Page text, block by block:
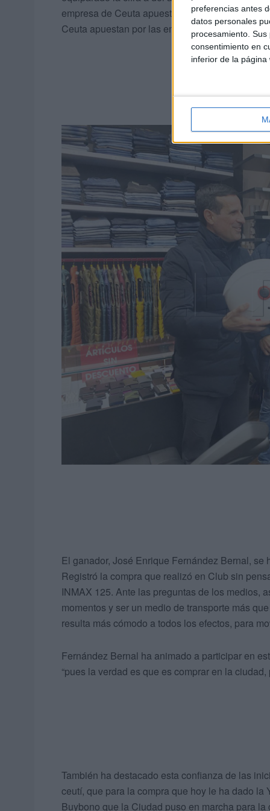
preferencias antes
datos personales
procesamiento.
consentimiento en
inferior de la página
empresa de Ceuta apuestan por Ceuta;
Ceuta apuestan por las empresas de Ceuta y
El ganador, José Enrique Fernández Bernal,
Registró la compra que realizó en Club sin
INMAX 125. Ante las preguntas de los medios,
momentos y ser un medio de transporte más
resulta más cómodo a todos los efectos, para
Fernández Bernal ha animado a participar en
“pues la verdad es que es comprar en la
También ha destacado esta confianza de las
ceutí, que para la compra que hoy le ha dado
Buybono que la Ciudad puso en marcha para